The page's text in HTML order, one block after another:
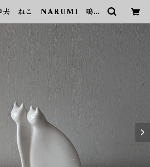
夫 ねこ NARUMI 鳴海
家具・デザイン・インテリ
ア・家具・雑貨